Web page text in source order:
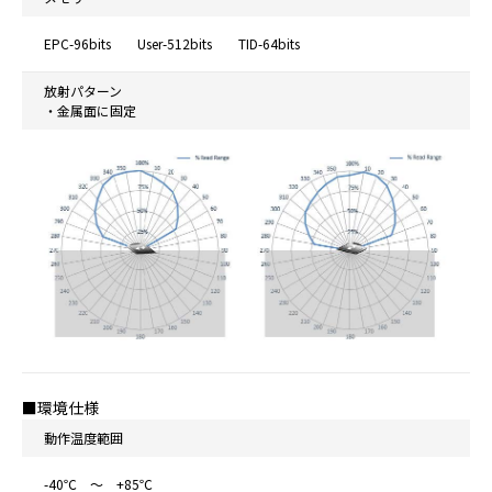
EPC-96bits User-512bits TID-64bits
放射パターン
・金属面に固定
■環境仕様
動作温度範囲
-40℃ ～ +85℃